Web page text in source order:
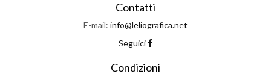
Contatti
E-mail: info@leliografica.net
Seguici
Condizioni